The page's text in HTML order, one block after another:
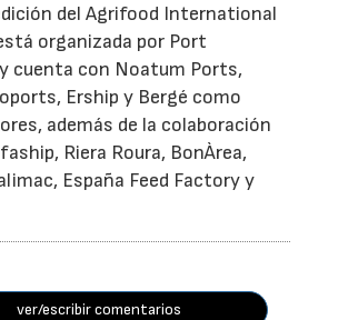
del Agrifood International
organizada por Port
cuenta con Noatum Ports,
Ership y Bergé como
además de la colaboración
Riera Roura, BonÀrea,
España Feed Factory y
ver/escribir comentarios